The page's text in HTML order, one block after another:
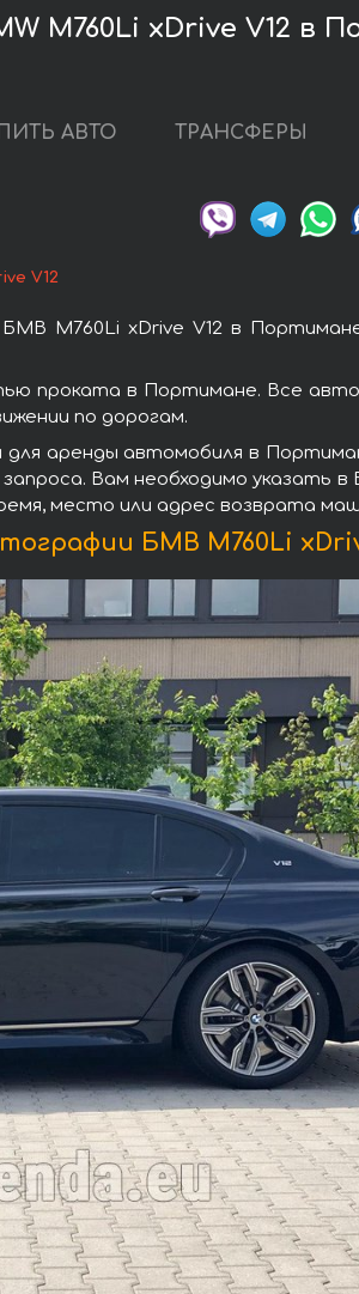
M760Li xDrive V12 в
АВТО ТРАНСФЕРЫ
V12
M760Li xDrive V12 в
проката в Портимане. Все
по дорогам.
аренды автомобиля в
Вам необходимо указать
место или адрес возврата
БМВ M760Li